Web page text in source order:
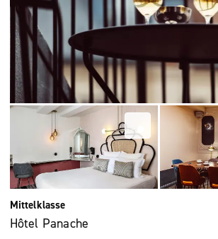
Mittelklasse
Hôtel Panache